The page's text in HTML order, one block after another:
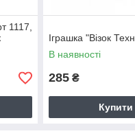
1117,
Іграшка "Візок
В наявності
285 ₴
Купити